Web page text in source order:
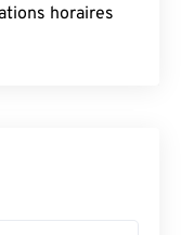
horaires